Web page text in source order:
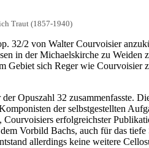
Traut (1857-1940)
32/2 von Walter Courvoisier
in der Michaelskirche zu
Gebiet sich Reger wie
Opuszahl 32 zusammenfasste.
der selbstgestellten
erfolgreichster
Vorbild Bachs, auch für das
allerdings keine weitere